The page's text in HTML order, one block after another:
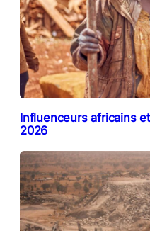
Influenceurs africains
2026